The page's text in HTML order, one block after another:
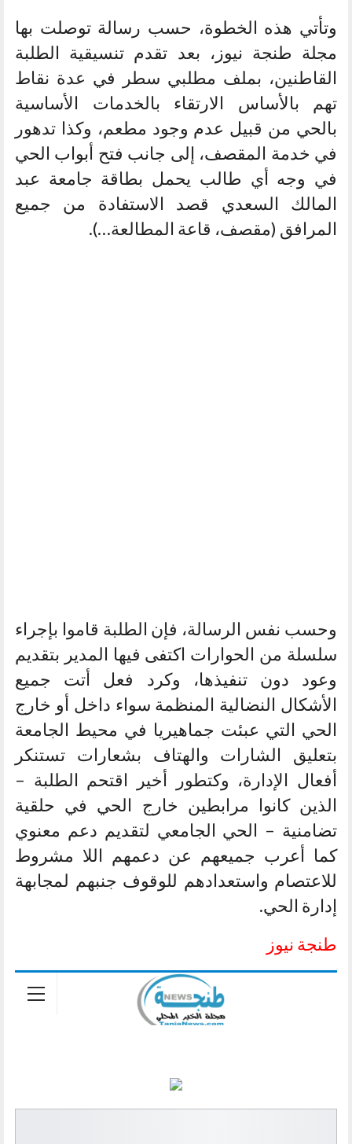
وتأتي هذه الخطوة، حسب رسالة توصلت بها
مجلة طنجة نيوز، بعد تقدم تنسيقية الطلبة
القاطنين، بملف مطلبي سطر في عدة نقاط
تهم بالأساس الارتقاء بالخدمات الأساسية
بالحي من قبيل عدم وجود مطعم، وكذا تدهور
في خدمة المقصف، إلى جانب فتح أبواب الحي
في وجه أي طالب يحمل بطاقة جامعة عبد
المالك السعدي قصد الاستفادة من جميع
المرافق (مقصف، قاعة المطالعة…).
وحسب نفس الرسالة، فإن الطلبة قاموا بإجراء
سلسلة من الحوارات اكتفى فيها المدير بتقديم
وعود دون تنفيذها، وكرد فعل أتت جميع
الأشكال النضالية المنظمة سواء داخل أو خارج
الحي التي عبئت جماهيريا في محيط الجامعة
بتعليق الشارات والهتاف بشعارات تستنكر
أفعال الإدارة، وكتطور أخير اقتحم الطلبة –
الذين كانوا مرابطين خارج الحي في حلقية
تضامنية – الحي الجامعي لتقديم دعم معنوي
كما أعرب جميعهم عن دعمهم اللا مشروط
للاعتصام واستعدادهم للوقوف جنبهم لمجابهة
إدارة الحي.
طنجة نيوز